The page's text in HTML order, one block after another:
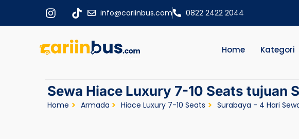
info@cariinbus.com 0822 2422 2044
Home Kategori
Sewa Hiace Luxury 7-10 Seats tujuan
Home Armada Hiace Luxury 7-10 Seats Surabaya - 4 Hari